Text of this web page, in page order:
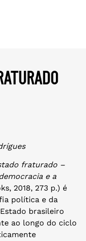
fraturado –
e a
2018, 273 p.) é
política e da
brasileiro
ao longo do ciclo